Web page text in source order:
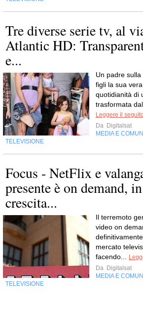
Tre diverse serie tv, al
Atlantic HD:
e...
Un padre
figli la sua
quotidianità di
trasformata
Leggere il
Da Digitalsat
MEDIA E
TELEVISIONE
Focus - NetFlix e
presente è on demand,
crescita...
Il terremoto
video on
mercato
facendo...
Da Digitalsat
MEDIA E
TELEVISIONE